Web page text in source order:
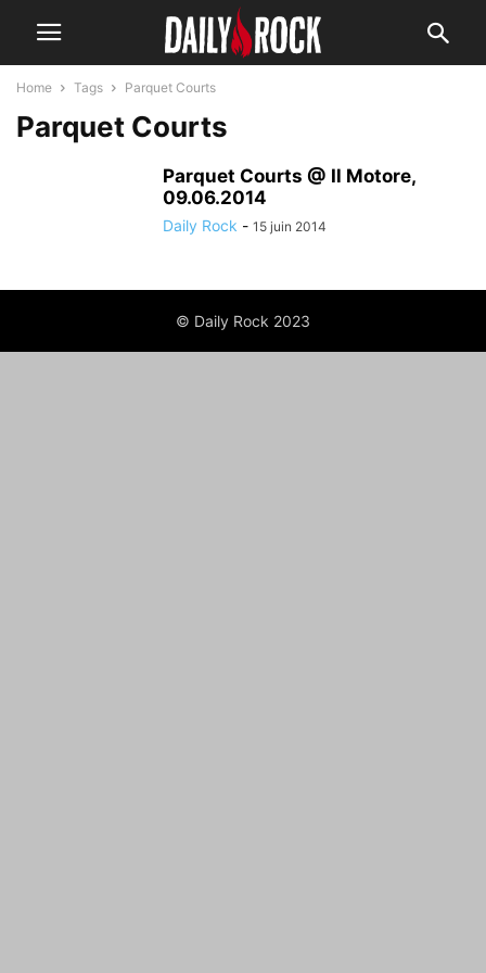
Home Tags Parquet Courts
Parquet Courts
Parquet Courts @ Il Motore,
09.06.2014
Daily Rock - 15 juin 2014
© Daily Rock 2023